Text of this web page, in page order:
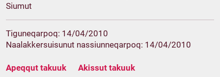
Siumut
Tiguneqarpoq: 14/04/2010
Naalakkersuisunut nassiunneqarpoq: 14/04/2010
Apeqqut takuuk Akissut takuuk